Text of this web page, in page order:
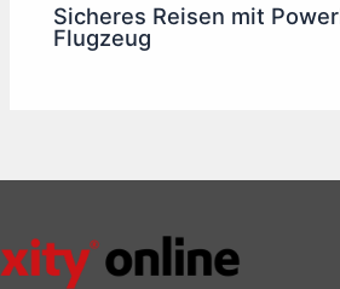
Sicheres Reisen mit
Flugzeug